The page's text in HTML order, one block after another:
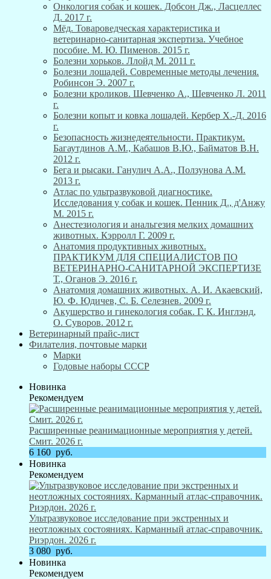
Онкология собак и кошек. Добсон Дж., Ласцеллес
Д. 2017 г.
Мёд. Товароведческая характеристика и
ветеринарно-санитарная экспертиза. Учебное
пособие. М. Ю. Пименов. 2015 г.
Болезни хорьков. Ллойд М. 2011 г.
Болезни лошадей. Современные методы лечения.
Робинсон Э. 2007 г.
Болезни кроликов. Шевченко А., Шевченко Л. 2011
г.
Болезни копыт и ковка лошадей. Кербер Х.-Д. 2016
г.
Безопасность жизнедеятельности. Практикум.
Багаутдинов А.М., Кабашов В.Ю., Байматов В.Н.
2012 г.
Бега и рысаки. Ганулич А.А., Ползунова А.М.
2013 г.
Атлас по ультразвуковой диагностике.
Исследования у собак и кошек. Пенник Д., д'Анжу
М. 2015 г.
Анестезиология и анальгезия мелких домашних
животных. Кэрролл Г. 2009 г.
Анатомия продуктивных животных.
ПРАКТИКУМ ДЛЯ СПЕЦИАЛИСТОВ ПО
ВЕТЕРИНАРНО-САНИТАРНОЙ ЭКСПЕРТИЗЕ
Т., Оганов Э. 2016 г.
Анатомия домашних животных. А. И. Акаевский,
Ю. Ф. Юдичев, С. Б. Селезнев. 2009 г.
Акушерство и гинекология собак. Г. К. Инглэнд,
О. Суворов. 2012 г.
Ветеринарный прайс-лист
Филателия, почтовые марки
Марки
Годовые наборы СССР
Новинка
Рекомендуем
Расширенные реанимационные мероприятия у детей.
Смит. 2026 г.
6 160 руб.
Новинка
Рекомендуем
Ультразвуковое исследование при экстренных и
неотложных состояниях. Карманный атлас-справочник.
Риэрдон. 2026 г.
3 080 руб.
Новинка
Рекомендуем